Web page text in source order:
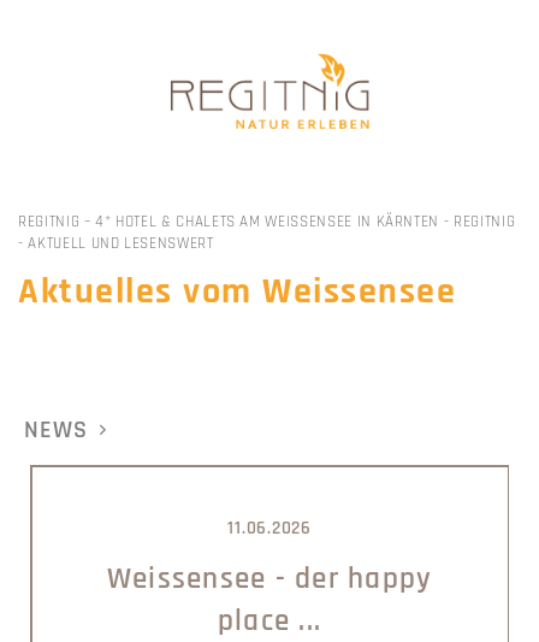
REGITNIG – 4* HOTEL & CHALETS AM WEISSENSEE IN KÄRNTEN - REGITNIG
-AKTUELL UND LESENSWERT
Aktuelles vom Weissensee
NEWS
11.06.2026
Weissensee - der happy
place ...